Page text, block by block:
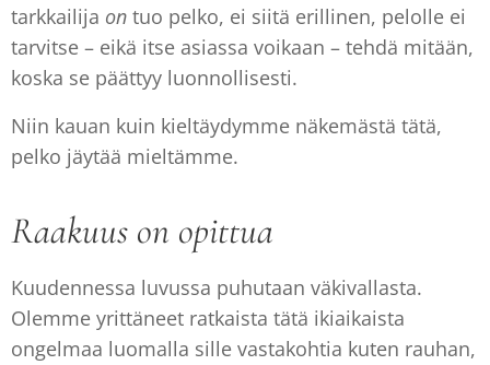
tarkkailija on tuo pelko, ei siitä erillinen, pelolle ei
tarvitse – eikä itse asiassa voikaan – tehdä mitään,
koska se päättyy luonnollisesti.
Niin kauan kuin kieltäydymme näkemästä tätä,
pelko jäytää mieltämme.
Raakuus on opittua
Kuudennessa luvussa puhutaan väkivallasta.
Olemme yrittäneet ratkaista tätä ikiaikaista
ongelmaa luomalla sille vastakohtia kuten rauhan,